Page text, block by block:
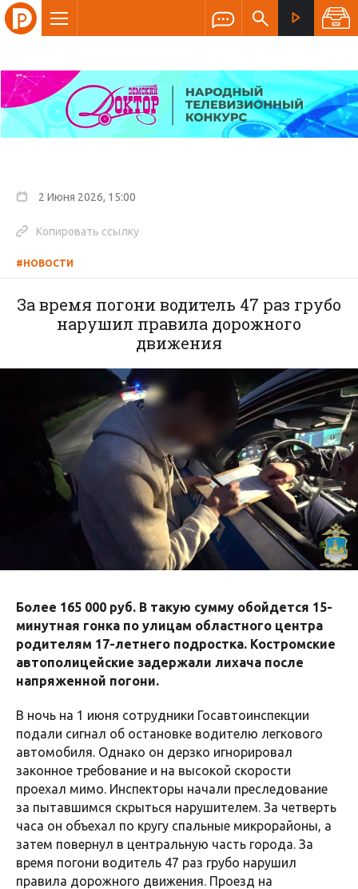
2 Июня 2026, 15:00
Копировать ссылку
#НОВОСТИ
За время погони водитель 47 раз грубо
нарушил правила дорожного
движения
Более 165 000 руб. В такую сумму обойдется 15-
минутная гонка по улицам областного центра
родителям 17-летнего подростка. Костромские
автополицейские задержали лихача после
напряженной погони.
В ночь на 1 июня сотрудники Госавтоинспекции
подали сигнал об остановке водителю легкового
автомобиля. Однако он дерзко игнорировал
законное требование и на высокой скорости
проехал мимо. Инспекторы начали преследование
за пытавшимся скрыться нарушителем. За четверть
часа он объехал по кругу спальные микрорайоны, а
затем повернул в центральную часть города. За
время погони водитель 47 раз грубо нарушил
правила дорожного движения. Проезд на